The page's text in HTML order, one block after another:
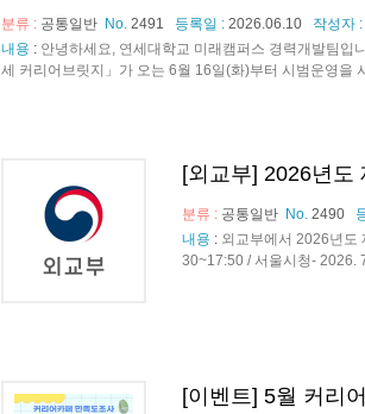
분류 : 공통일반 No. 2491 등록일 : 2026.06.10
작성자 :
내용 : 안녕하세요, 연세대학교 미래캠퍼스 경력개발팀입
세 커리어브릿지」가 오는 6월 16일(화)부터 시범운영을
[외교부] 2026년도
분류 : 공통일반 No. 2490
내용 : 외교부에서 2026년도
30~17:50 / 서울시청- 2026.
[이벤트] 5월 커리